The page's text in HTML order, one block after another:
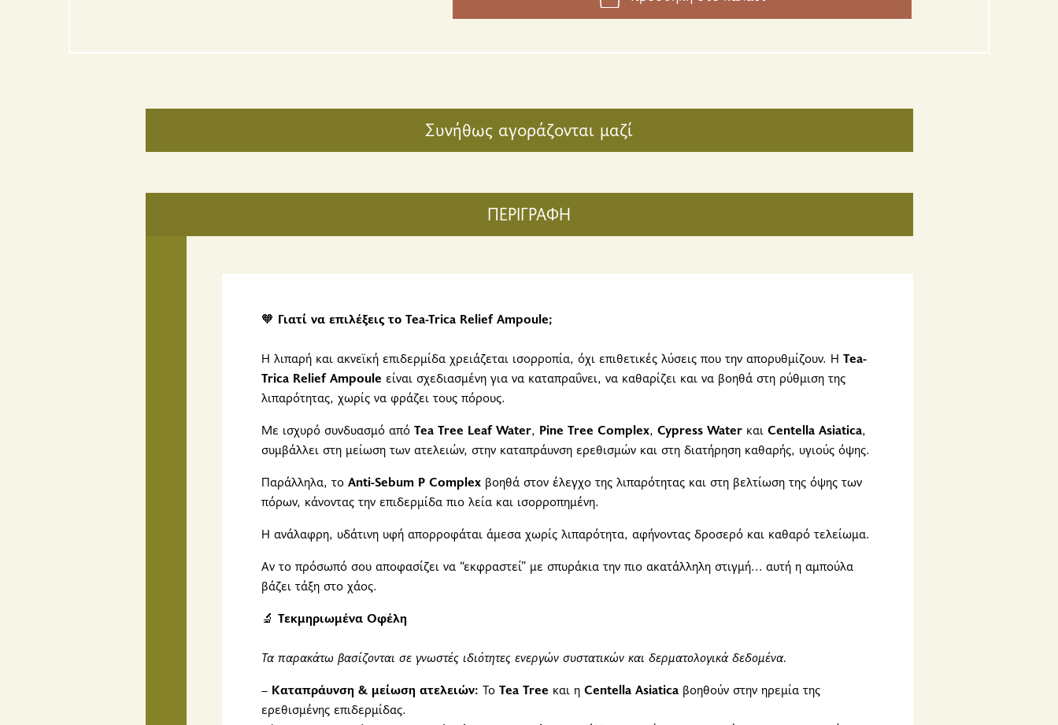
Συνήθως αγοράζονται μαζί
ΠΕΡΙΓΡΑΦΗ
🧡 Γιατί να επιλέξεις το Tea-Trica Relief Ampoule;
Η λιπαρή και ακνεϊκή επιδερμίδα χρειάζεται ισορροπία, όχι επιθετικές λύσεις που την απορυθμίζουν. Η Tea-
Trica Relief Ampoule είναι σχεδιασμένη για να καταπραΰνει, να καθαρίζει και να βοηθά στη ρύθμιση της
λιπαρότητας, χωρίς να φράζει τους πόρους.
Με ισχυρό συνδυασμό από Tea Tree Leaf Water, Pine Tree Complex, Cypress Water και Centella Asiatica,
συμβάλλει στη μείωση των ατελειών, στην καταπράυνση ερεθισμών και στη διατήρηση καθαρής, υγιούς όψης.
Παράλληλα, το Anti-Sebum P Complex βοηθά στον έλεγχο της λιπαρότητας και στη βελτίωση της όψης των
πόρων, κάνοντας την επιδερμίδα πιο λεία και ισορροπημένη.
Η ανάλαφρη, υδάτινη υφή απορροφάται άμεσα χωρίς λιπαρότητα, αφήνοντας δροσερό και καθαρό τελείωμα.
Αν το πρόσωπό σου αποφασίζει να “εκφραστεί” με σπυράκια την πιο ακατάλληλη στιγμή… αυτή η αμπούλα
βάζει τάξη στο χάος.
🔬 Τεκμηριωμένα Οφέλη
Τα παρακάτω βασίζονται σε γνωστές ιδιότητες ενεργών συστατικών και δερματολογικά δεδομένα.
– Καταπράυνση & μείωση ατελειών: Το Tea Tree και η Centella Asiatica βοηθούν στην ηρεμία της
ερεθισμένης επιδερμίδας.